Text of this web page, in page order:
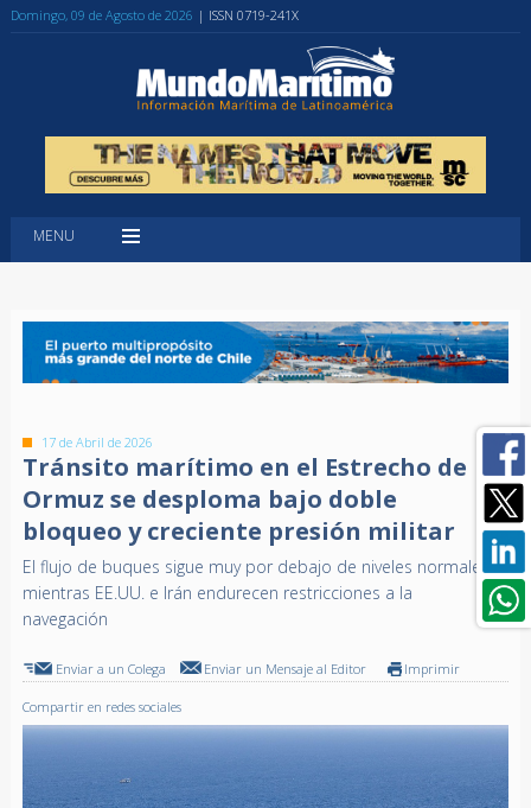
Domingo, 09 de Agosto de 2026 | ISSN 0719-241X
MENU
17 de Abril de 2026
Tránsito marítimo en el Estrecho de
Ormuz se desploma bajo doble
bloqueo y creciente presión militar
El flujo de buques sigue muy por debajo de niveles normales
mientras EE.UU. e Irán endurecen restricciones a la
navegación
Enviar a un Colega Enviar un Mensaje al Editor Imprimir
Compartir en redes sociales